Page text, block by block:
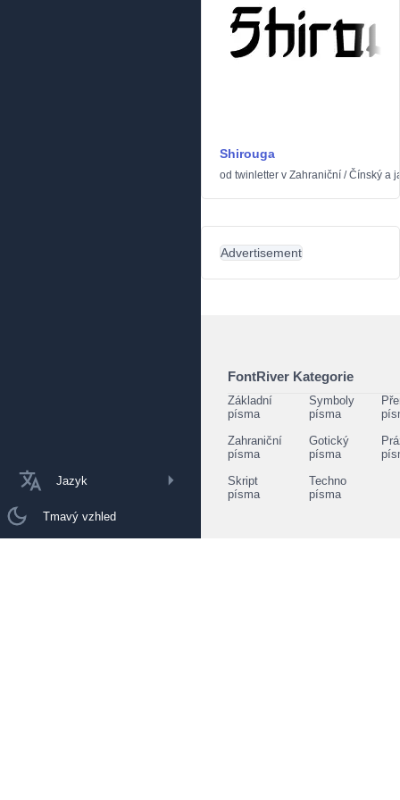
Jazyk
Tmavý vzhled
Shirouga
od twinletter v Zahraniční /Čínský a
Advertisement
FontRiver Kategorie
Základní
písma
Symboly
písma
Zahraniční
písma
Gotický
písma
Skript
písma
Techno
písma